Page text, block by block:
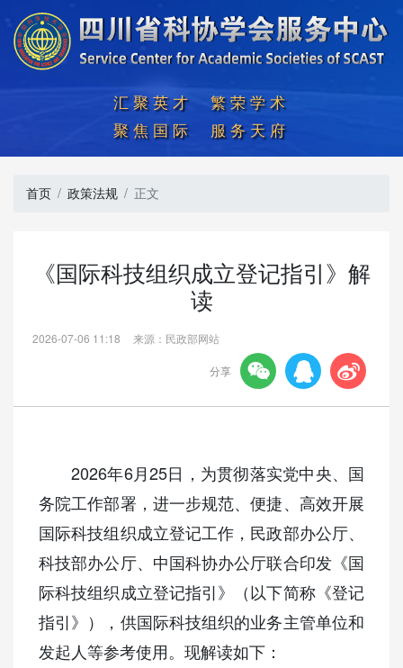
汇聚英才  繁荣学术
聚焦国际  服务天府
首页 政策法规 正文
《国际科技组织成立登记指引》解
读
2026-07-06 11:18 来源：民政部网站
分享   
2026年6月25日，为贯彻落实党中央、国
务院工作部署，进一步规范、便捷、高效开展
国际科技组织成立登记工作，民政部办公厅、
科技部办公厅、中国科协办公厅联合印发《国
际科技组织成立登记指引》（以下简称《登记
指引》），供国际科技组织的业务主管单位和
发起人等参考使用。现解读如下：